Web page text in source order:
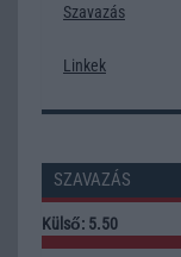
Szavazás
Linkek
SZAVAZÁS
Külső: 5.50